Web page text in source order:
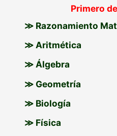
r
p
o
Primero
≫ Razonamiento
≫ Aritmética
≫ Álgebra
≫ Geometría
≫ Biología
≫ Física